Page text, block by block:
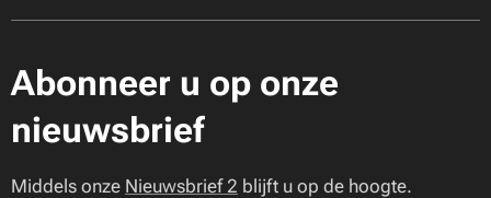
Abonneer u op onze
nieuwsbrief
Middels onze Nieuwsbrief 2 blijft u op de hoogte.